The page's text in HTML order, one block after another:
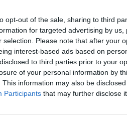
opt-out of the sale, sharing to third
for targeted advertising by
selection. Please note that after your
interest-based ads based on
to third parties prior to your
of your personal information by
This information may also be
Participants that may further disclose